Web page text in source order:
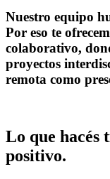
Nuestro equipo
Por eso te
colaborativo,
proyectos
remota como
Lo que hacés
positivo.